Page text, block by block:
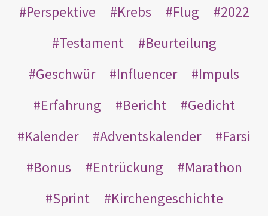
Perspektive
Krebs Flug
2022
Testament
Beurteilung
Geschwür
Influencer
Impuls
Erfahrung
Bericht
Gedicht
Kalender
Adventskalender
Farsi
Bonus
Entrückung
Marathon
Sprint
Kirchengeschichte